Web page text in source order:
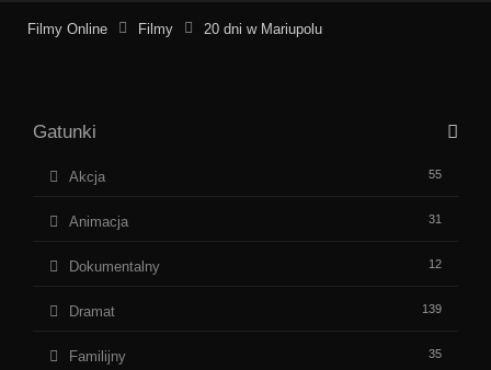
Filmy Online Filmy 20 dni w Mariupolu
Gatunki
Akcja 55
Animacja 31
Dokumentalny 12
Dramat 139
Familijny 35